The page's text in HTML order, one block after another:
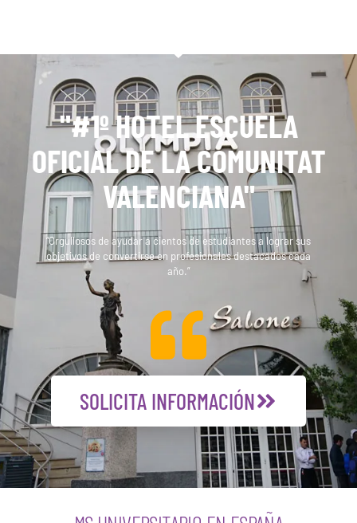
"#1º HOTEL ESCUELA
OFICIAL DE LA COMUNITAT
VALENCIANA"
“Orgullosos de ayudar a cientos de estudiantes a lograr sus
objetivos de convertirse en profesionales destacados cada
año.”
SOLICITA INFORMACIÓN